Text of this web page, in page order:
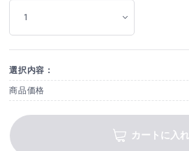
選択内容：
商品価格
カートに入